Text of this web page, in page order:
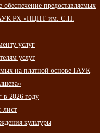
обеспечение предоставляемых
РХ «НЦНТ им. С.П.
услуг
услуг
на платной основе ГАУК
в 2026 году
лист
культуры